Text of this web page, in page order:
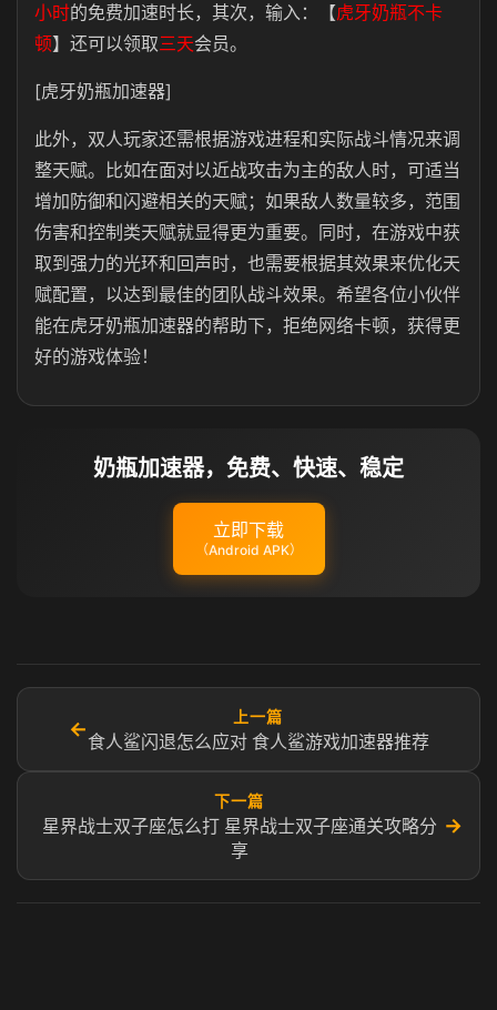
小时的免费加速时长，其次，输入：【虎牙奶瓶不卡
顿】还可以领取三天会员。
[虎牙奶瓶加速器]
此外，双人玩家还需根据游戏进程和实际战斗情况来调
整天赋。比如在面对以近战攻击为主的敌人时，可适当
增加防御和闪避相关的天赋；如果敌人数量较多，范围
伤害和控制类天赋就显得更为重要。同时，在游戏中获
取到强力的光环和回声时，也需要根据其效果来优化天
赋配置，以达到最佳的团队战斗效果。希望各位小伙伴
能在虎牙奶瓶加速器的帮助下，拒绝网络卡顿，获得更
好的游戏体验！
奶瓶加速器，免费、快速、稳定
立即下载
（Android APK）
←
上一篇
食人鲨闪退怎么应对 食人鲨游戏加速器推荐
下一篇
星界战士双子座怎么打 星界战士双子座通关攻略分
享
→